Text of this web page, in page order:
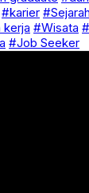
#karier
kerja #Wisata
#Job Seeker